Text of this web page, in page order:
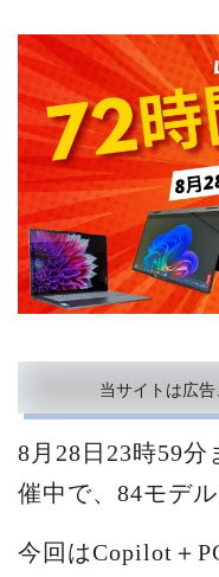
ッ
当サイトは広
8月28日23時59
催中で、84モデ
今回はCopilot＋